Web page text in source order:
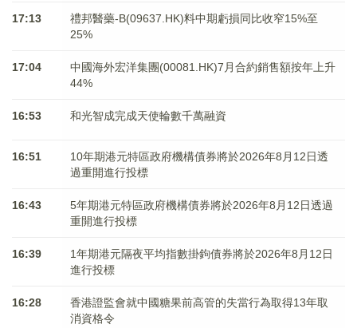
17:13
禮邦醫藥-B(09637.HK)料中期虧損同比收窄15%至
25%
17:04
中國海外宏洋集團(00081.HK)7月合約銷售額按年上升
44%
16:53 和光智成完成天使輪數千萬融資
16:51
10年期港元特區政府機構債券將於2026年8月12日透
過重開進行投標
16:43
5年期港元特區政府機構債券將於2026年8月12日透過
重開進行投標
16:39
1年期港元隔夜平均指數掛鉤債券將於2026年8月12日
進行投標
16:28
香港證監會就中國糖果前高管的失當行為取得13年取
消資格令